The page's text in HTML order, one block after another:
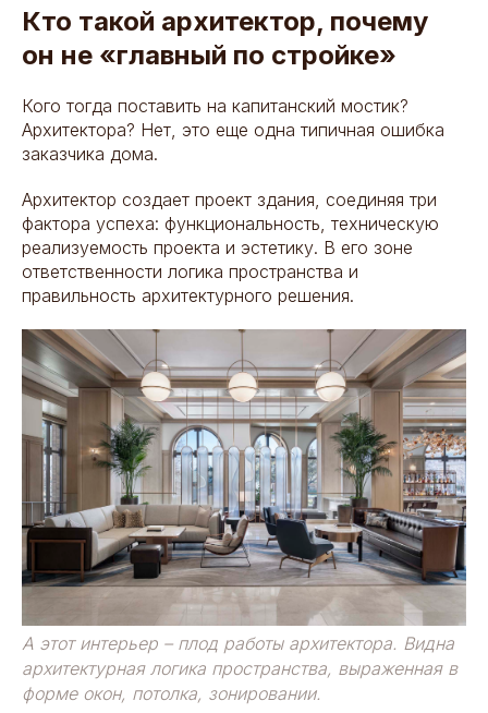
Кто такой архитектор, почему
он не «главный по стройке»
Кого тогда поставить на капитанский мостик?
Архитектора? Нет, это еще одна типичная ошибка
заказчика дома.
Архитектор создает проект здания, соединяя три
фактора успеха: функциональность, техническую
реализуемость проекта и эстетику. В его зоне
ответственности логика пространства и
правильность архитектурного решения.
А этот интерьер – плод работы архитектора. Видна
архитектурная логика пространства, выраженная в
форме окон, потолка, зонировании.